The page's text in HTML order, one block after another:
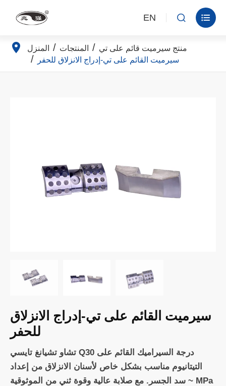
EN  
المنزل المنتجات
منتج سيرميت قائم على تي
سيرميت القائم على تي-إدراج الانزلاق للحفر
سيرميت القائم على تي-إدراج الانزلاق
للحفر
تشاو تشيانغ تايسي Q30 درجة السيراميك القائم على
التيتانيوم مناسب بشكل خاص لأسنان الانزلاق من إعداد
سد الجسر. مع صلابة عالية وقوة ثني من الموثوقية ~ MPa